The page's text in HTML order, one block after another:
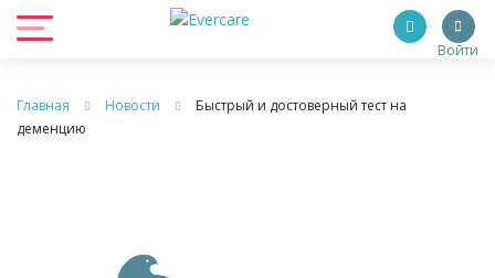
Войти
Главная Новости
Быстрый и достоверный тест на
деменцию